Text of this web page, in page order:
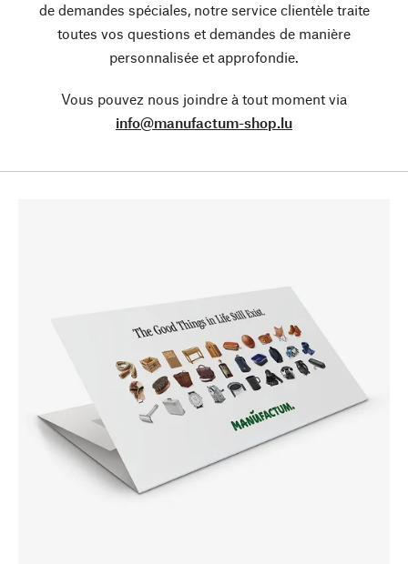
de demandes spéciales, notre service clientèle traite
toutes vos questions et demandes de manière
personnalisée et approfondie.
Vous pouvez nous joindre à tout moment via
info@manufactum-shop.lu